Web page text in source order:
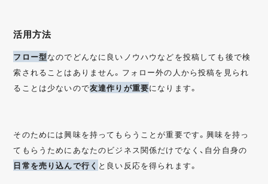
活用方法
フロー型なのでどんなに良いノウハウなどを投稿しても後で検
索されることはありません。フォロー外の人から投稿を見られ
ることは少ないので友達作りが重要になります。
そのためには興味を持ってもらうことが重要です。興味を持っ
てもらうためにあなたのビジネス関係だけでなく、自分自身の
日常を売り込んで行く と良い反応を得られます。